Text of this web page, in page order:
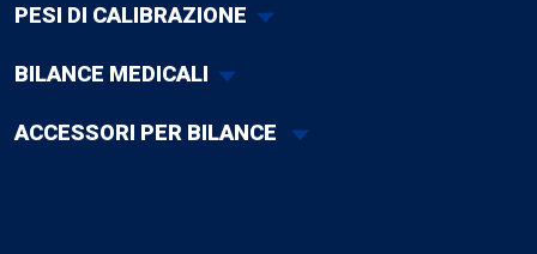
PESI DI CALIBRAZIONE
BILANCE MEDICALI
ACCESSORI PER BILANCE